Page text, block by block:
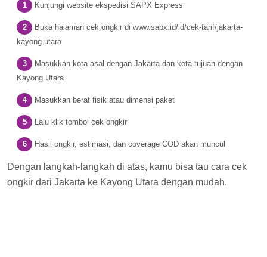
Kunjungi website ekspedisi SAPX Express
Buka halaman cek ongkir di www.sapx.id/id/cek-tarif/jakarta-
kayong-utara
Masukkan kota asal dengan Jakarta dan kota tujuan dengan
Kayong Utara
Masukkan berat fisik atau dimensi paket
Lalu klik tombol cek ongkir
Hasil ongkir, estimasi, dan coverage COD akan muncul
Dengan langkah-langkah di atas, kamu bisa tau cara cek
ongkir dari Jakarta ke Kayong Utara dengan mudah.